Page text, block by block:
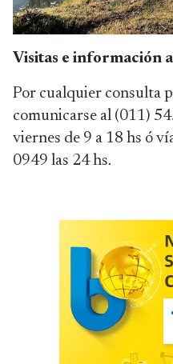
Visitas e información
Por cualquier consulta
comunicarse al (011)
viernes de 9 a 18 hs ó
0949 las 24 hs.